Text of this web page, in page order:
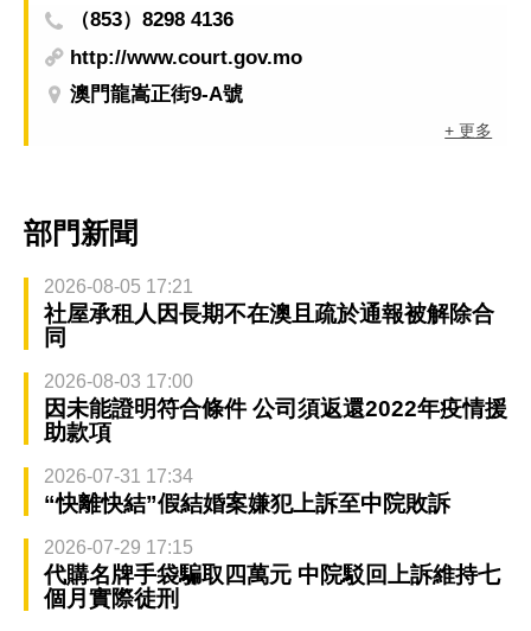
（853）8298 4136
http://www.court.gov.mo
澳門龍嵩正街9-A號
+ 更多
部門新聞
2026-08-05 17:21
社屋承租人因長期不在澳且疏於通報被解除合
同
2026-08-03 17:00
因未能證明符合條件 公司須返還2022年疫情援
助款項
2026-07-31 17:34
“快離快結”假結婚案嫌犯上訴至中院敗訴
2026-07-29 17:15
代購名牌手袋騙取四萬元 中院駁回上訴維持七
個月實際徒刑